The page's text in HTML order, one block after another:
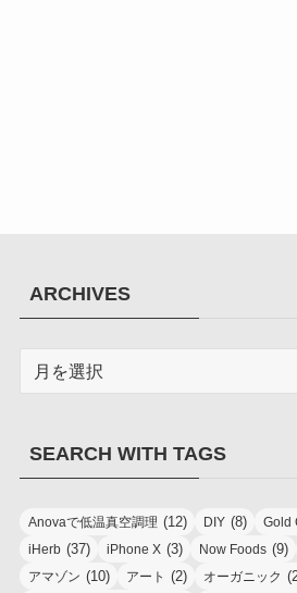
ARCHIVES
ARCHIVES
SEARCH WITH TAGS
Anovaで低温真空調理 (12) DIY (8) Gold
iHerb (37) iPhone X (3) Now Foods (9)
アマゾン (10) アート (2) オーガニック